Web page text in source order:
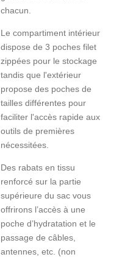
chacun.
Le compartiment intérieur
dispose de 3 poches filet
zippées pour le stockage
tandis que l'extérieur
propose des poches de
tailles différentes pour
faciliter l'accès rapide aux
outils de premières
nécessitées.
Des rabats en tissu
renforcé sur la partie
supérieure du sac vous
offrirons l’accès à une
poche d’hydratation et le
passage de câbles,
antennes, etc. (non